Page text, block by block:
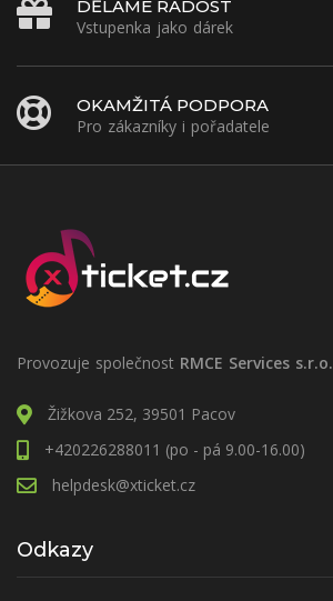
DĚLÁME RADOST
Vstupenka jako dárek
OKAMŽITÁ PODPORA
Pro zákazníky i pořadatele
Provozuje společnost RMCE Services s.r.o.
Žižkova 252, 39501 Pacov
+420226288011 (po - pá 9.00-16.00)
helpdesk@xticket.cz
Odkazy